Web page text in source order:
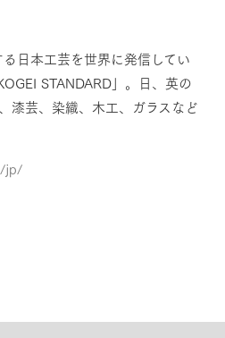
日本工芸を世界に発信してい
STANDARD」。日、英の
漆芸、染織、木工、ガラスなど
jp/